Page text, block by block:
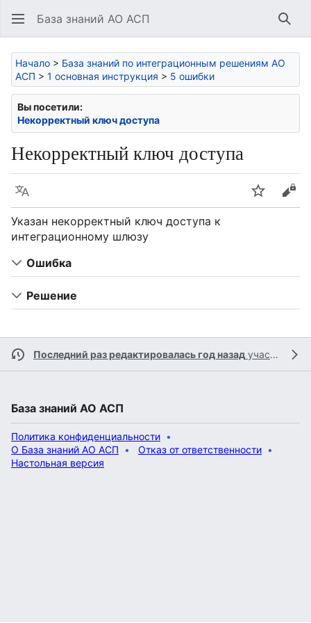
База знаний АО АСП
Начало > База знаний по интеграционным решениям АО
АСП > 1 основная инструкция > 5 ошибки
Вы посетили:
Некорректный ключ доступа
Некорректный ключ доступа
Язык Следить
Указан некорректный ключ доступа к
интеграционному шлюзу
Ошибка
Решение
Последний раз редактировалась год назад участником
База знаний АО АСП
Политика конфиденциальности
О База знаний АО АСП
Отказ от ответственности
Настольная версия